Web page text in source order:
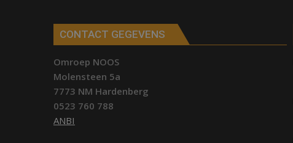
CONTACT GEGEVENS
Omroep NOOS
Molensteen 5a
7773 NM Hardenberg
0523 760 788
ANBI